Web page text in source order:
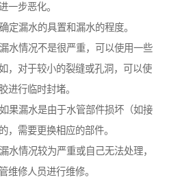
一步恶化。
定漏水的具置和漏水的程度。
水情况不是很严重，可以使用一些
，对于较小的裂缝或孔洞，可以使
进行临时封堵。
果漏水是由于水管部件损坏（如接
，需要更换相应的部件。
水情况较为严重或自己无法处理，
维修人员进行维修。